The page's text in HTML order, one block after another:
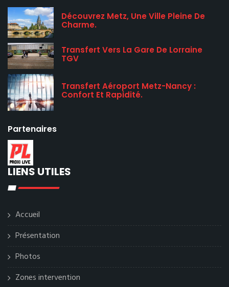
Découvrez Metz, Une Ville Pleine De
Charme.
Transfert Vers La Gare De Lorraine
TGV
Transfert Aéroport Metz-Nancy :
Confort Et Rapidité.
Partenaires
LIENS UTILES
Accueil
Présentation
Photos
Zones intervention